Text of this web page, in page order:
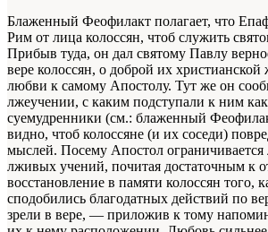
Блаженный Феофилакт полагает, что
Рим от лица колоссян, чтоб служить
Прибыв туда, он дал святому Павлу
вере колоссян, о доброй их
любви к самому Апостолу. Тут же он
лжеучении, с каким подступали к ним
суемудренники (см.: блаженный
видно, чтоб колоссяне (и их соседи)
мыслей. Посему Апостол ограничивается
лживых учений, почитая достаточным к
восстановление в памяти колоссян того,
сподобились благодатных действий по
зрели в вере, — приложив к тому